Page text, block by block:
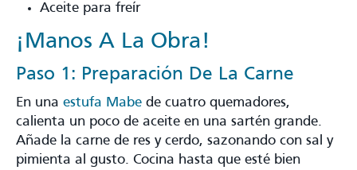
Aceite para freír
¡Manos A La Obra!
Paso 1: Preparación De La Carne
En una estufa Mabe de cuatro quemadores,
calienta un poco de aceite en una sartén grande.
Añade la carne de res y cerdo, sazonando con sal y
pimienta al gusto. Cocina hasta que esté bien